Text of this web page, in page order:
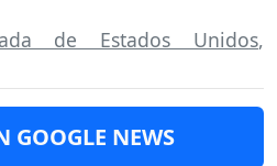
de Estados Unidos,
GOOGLE NEWS